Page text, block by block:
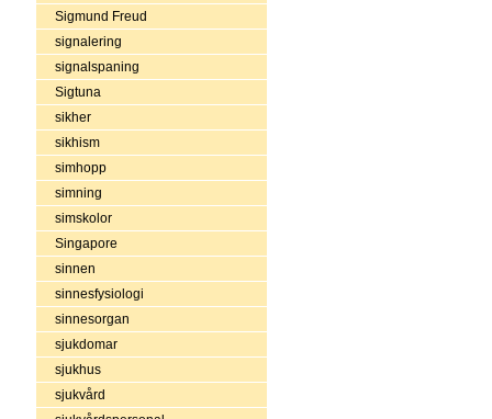
Sigmund Freud
signalering
signalspaning
Sigtuna
sikher
sikhism
simhopp
simning
simskolor
Singapore
sinnen
sinnesfysiologi
sinnesorgan
sjukdomar
sjukhus
sjukvård